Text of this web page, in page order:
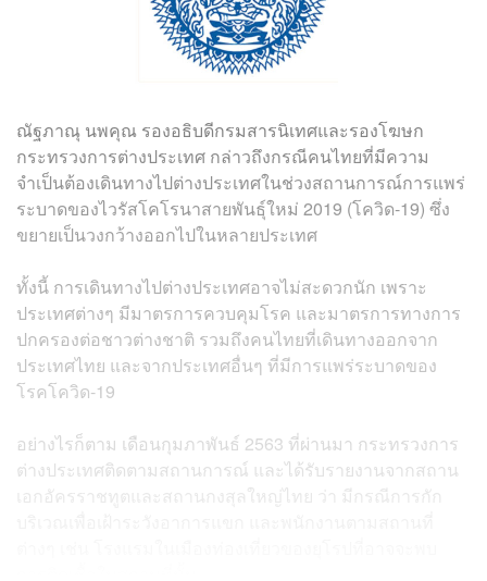
ณัฐภาณุ นพคุณ รองอธิบดีกรมสารนิเทศและรองโฆษก
กระทรวงการต่างประเทศ กล่าวถึงกรณีคนไทยที่มีความ
จำเป็นต้องเดินทางไปต่างประเทศในช่วงสถานการณ์การแพร่
ระบาดของไวรัสโคโรนาสายพันธุ์ใหม่ 2019 (โควิด-19) ซึ่ง
ขยายเป็นวงกว้างออกไปในหลายประเทศ
ทั้งนี้ การเดินทางไปต่างประเทศอาจไม่สะดวกนัก เพราะ
ประเทศต่างๆ มีมาตรการควบคุมโรค และมาตรการทางการ
ปกครองต่อชาวต่างชาติ รวมถึงคนไทยที่เดินทางออกจาก
ประเทศไทย และจากประเทศอื่นๆ ที่มีการแพร่ระบาดของ
โรคโควิด-19
อย่างไรก็ตาม เดือนกุมภาพันธ์ 2563 ที่ผ่านมา กระทรวงการ
ต่างประเทศติดตามสถานการณ์ และได้รับรายงานจากสถาน
เอกอัครราชทูตและสถานกงสุลใหญ่ไทย ว่า มีกรณีการกัก